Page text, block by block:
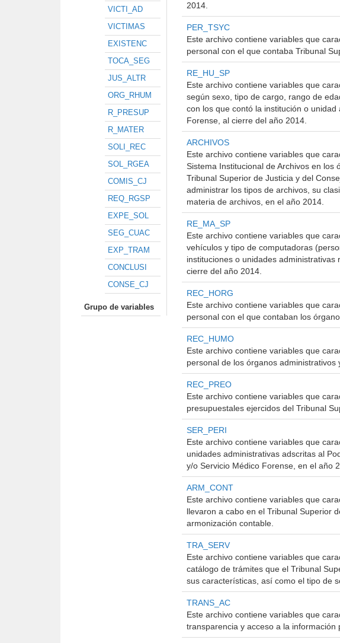
VICTI_AD
VICTIMAS
EXISTENC
TOCA_SEG
JUS_ALTR
ORG_RHUM
R_PRESUP
R_MATER
SOLI_REC
SOL_RGEA
COMIS_CJ
REQ_RGSP
EXPE_SOL
SEG_CUAC
EXP_TRAM
CONCLUSI
CONSE_CJ
Grupo de variables
2014.
PER_TSYC
Este archivo contiene variables que
personal con el que contaba Tribunal
RE_HU_SP
Este archivo contiene variables que
según sexo, tipo de cargo, rango de
con los que contó la institución o
Forense, al cierre del año 2014.
ARCHIVOS
Este archivo contiene variables que
Sistema Institucional de Archivos en los
Tribunal Superior de Justicia y del
administrar los tipos de archivos, su
materia de archivos, en el año 2014.
RE_MA_SP
Este archivo contiene variables que
vehículos y tipo de computadoras
instituciones o unidades
cierre del año 2014.
REC_HORG
Este archivo contiene variables que
personal con el que contaban los
REC_HUMO
Este archivo contiene variables que
personal de los órganos
REC_PREO
Este archivo contiene variables que
presupuestales ejercidos del Tribunal
SER_PERI
Este archivo contiene variables que
unidades administrativas adscritas al
y/o Servicio Médico Forense, en el año
ARM_CONT
Este archivo contiene variables que
llevaron a cabo en el Tribunal Superior
armonización contable.
TRA_SERV
Este archivo contiene variables que
catálogo de trámites que el Tribunal
sus características, así como el tipo de
TRANS_AC
Este archivo contiene variables que
transparencia y acceso a la información